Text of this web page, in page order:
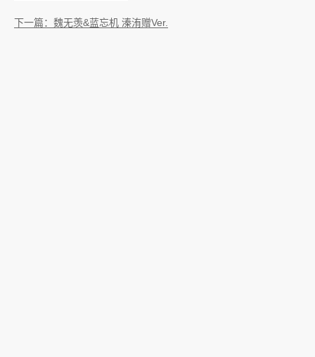
下一篇：魏无羡&蓝忘机 溱洧赠Ver.